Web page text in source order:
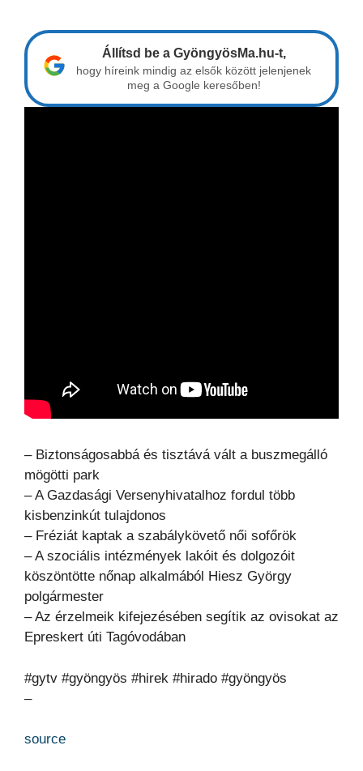
Állítsd be a GyöngyösMa.hu-t,
hogy híreink mindig az elsők között jelenjenek
meg a Google keresőben!
– Biztonságosabbá és tisztává vált a buszmegálló
mögötti park
– A Gazdasági Versenyhivatalhoz fordul több
kisbenzinkút tulajdonos
– Fréziát kaptak a szabálykövető női sofőrök
– A szociális intézmények lakóit és dolgozóit
köszöntötte nőnap alkalmából Hiesz György
polgármester
– Az érzelmeik kifejezésében segítik az ovisokat az
Epreskert úti Tagóvodában
#gytv #gyöngyös #hirek #hirado #gyöngyös
–
source